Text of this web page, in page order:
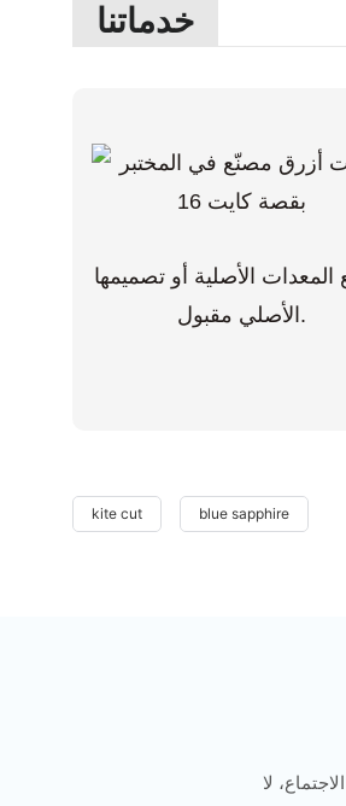
خدماتنا
المعدات الأصلية أو تصميمها
الأصلي مقبول.
kite cut blue sapphire
لا